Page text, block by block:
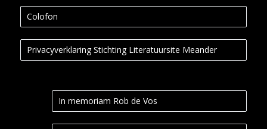
Colofon
Privacyverklaring Stichting Literatuursite Meander
In memoriam Rob de Vos